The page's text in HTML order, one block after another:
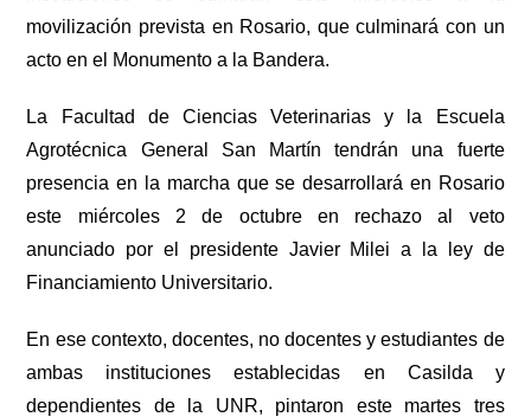
movilización prevista en Rosario, que culminará con un
acto en el Monumento a la Bandera.
La Facultad de Ciencias Veterinarias y la Escuela
Agrotécnica General San Martín tendrán una fuerte
presencia en la marcha que se desarrollará en Rosario
este miércoles 2 de octubre en rechazo al veto
anunciado por el presidente Javier Milei a la ley de
Financiamiento Universitario.
En ese contexto, docentes, no docentes y estudiantes de
ambas instituciones establecidas en Casilda y
dependientes de la UNR, pintaron este martes tres